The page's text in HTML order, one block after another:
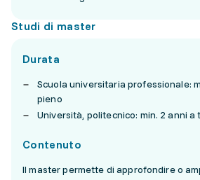
Studi di master
Durata
Scuola universitaria professionale:
pieno
Università, politecnico: min. 2 anni a
Contenuto
Il master permette di approfondire o